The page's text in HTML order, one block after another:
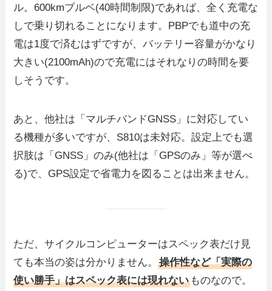
ル。600kmブルベ(40時間制限)であれば、全く充電な
しで乗り切れることになります。PBPでも道中の充
電は1度で済むはずですが、バッテリー容量がかなり
大きい(2100mAh)ので充電にはそれなりの時間を要
しそうです。
あと、他社は「マルチバンドGNSS」に対応してい
る機種が多いですが、S810は未対応。設定上でも選
択肢は「GNSS」のみ(他社は「GPSのみ」等が選べ
る)で、GPS設定で省電力を図ることは出来ません。
ただ、サイクルコンピューターはスペック表だけ見
ても本当の姿は分かりません。操作性など「実際の
使い勝手」はスペック表には現れない ものなので。